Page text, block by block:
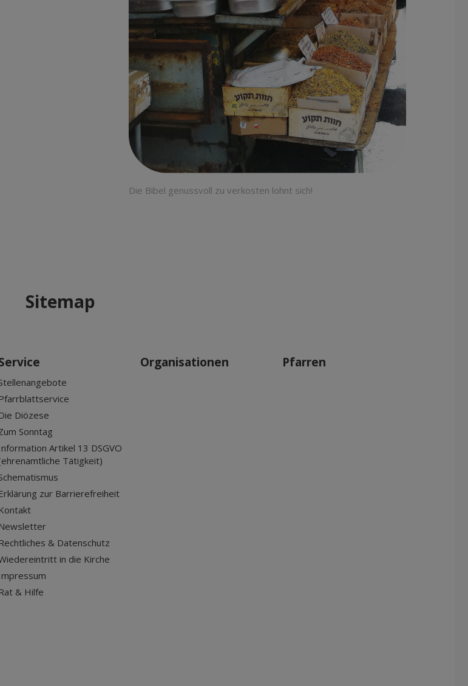
Die Bibel genussvoll zu verkosten lohnt sich!
Sitemap
Pfarrblattservice
Die Diözese
Sonntag
Information Artikel 13 DSGVO
Tätigkeit)
Erklärung zur Barrierefreiheit
Kontakt
Newsletter
Rechtliches & Datenschutz
in die Kirche
Impressum
Rat & Hilfe
Organisationen Pfarren